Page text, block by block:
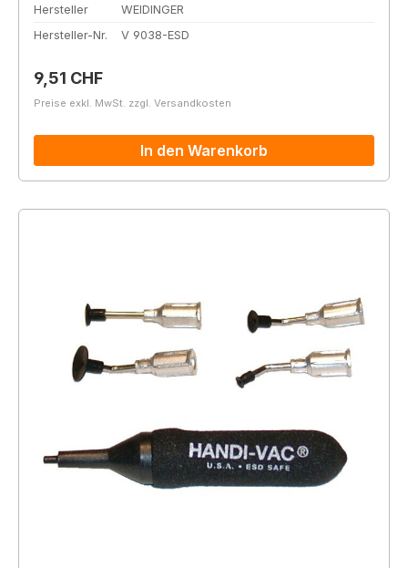
Hersteller
WEIDINGER
Hersteller-Nr.
V 9038-ESD
Regulärer Preis:
9,51 CHF
Preise exkl. MwSt. zzgl. Versandkosten
In den Warenkorb